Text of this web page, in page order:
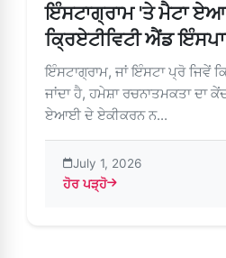
ਇੰਸਟਾਗ੍ਰਾਮ 'ਤੇ ਮੈਟਾ
ਕ੍ਰਿਏਟੀਵਿਟੀ ਐਂਡ
ਇੰਸਟਾਗ੍ਰਾਮ, ਜਾਂ ਇੰਸਟਾ ਪ੍ਰੋ ਜਿਵੇਂ
ਜਾਂਦਾ ਹੈ, ਹਮੇਸ਼ਾ ਰਚਨਾਤਮਕਤਾ ਦਾ
ਏਆਈ ਦੇ ਏਕੀਕਰਨ ਨ...
July 1, 2026
ਹੋਰ ਪੜ੍ਹੋ
about ਇੰਸਟਾਗ੍ਰਾਮ 'ਤੇ ਮੈਟਾ